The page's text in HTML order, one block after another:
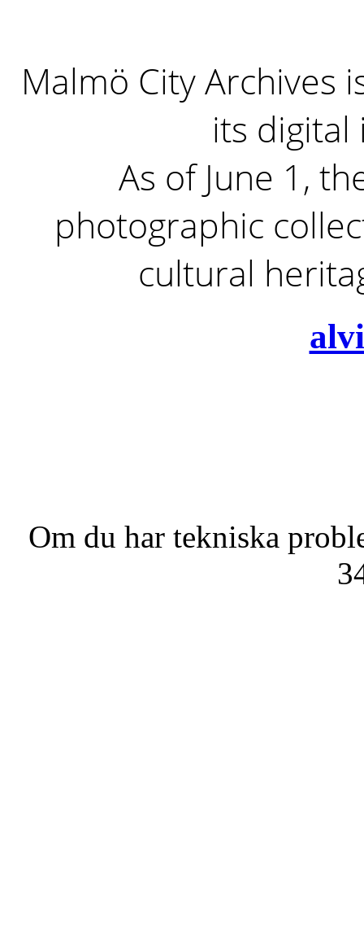
Malmö City Archives
its digital
As of June 1,
photographic
cultural
Om du har tekniska